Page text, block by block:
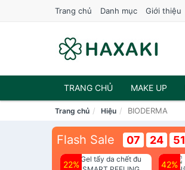
Trang chủ Danh mục Giới thiệu
TRANG CHỦ MAKE UP
NƯỚC HOA
Trang chủ Hiệu BIODERMA
Flash Sale 07 24 50
22% 42%